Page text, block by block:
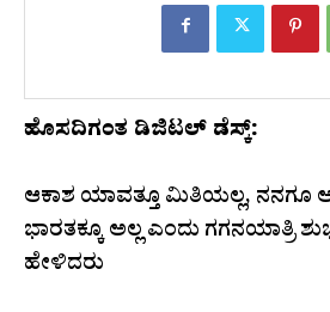
ಹೊಸದಿಗಂತ ಡಿಜಿಟಲ್ ಡೆಸ್ಕ್:
ಆಕಾಶ ಯಾವತ್ತೂ ಮಿತಿಯಲ್ಲ, ನನಗೂ
ಭಾರತಕ್ಕೂ ಅಲ್ಲ ಎಂದು ಗಗನಯಾತ್ರಿ
ಹೇಳಿದರು